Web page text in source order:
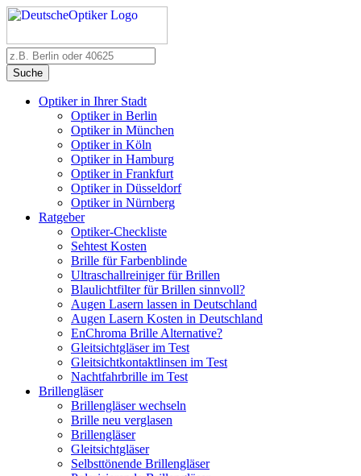
Suche
Optiker in Ihrer Stadt
Optiker in Berlin
Optiker in München
Optiker in Köln
Optiker in Hamburg
Optiker in Frankfurt
Optiker in Düsseldorf
Optiker in Nürnberg
Ratgeber
Optiker-Checkliste
Sehtest Kosten
Brille für Farbenblinde
Ultraschallreiniger für Brillen
Blaulichtfilter für Brillen sinnvoll?
Augen Lasern lassen in Deutschland
Augen Lasern Kosten in Deutschland
EnChroma Brille Alternative?
Gleitsichtgläser im Test
Gleitsichtkontaktlinsen im Test
Nachtfahrbrille im Test
Brillengläser
Brillengläser wechseln
Brille neu verglasen
Brillengläser
Gleitsichtgläser
Selbsttönende Brillengläser